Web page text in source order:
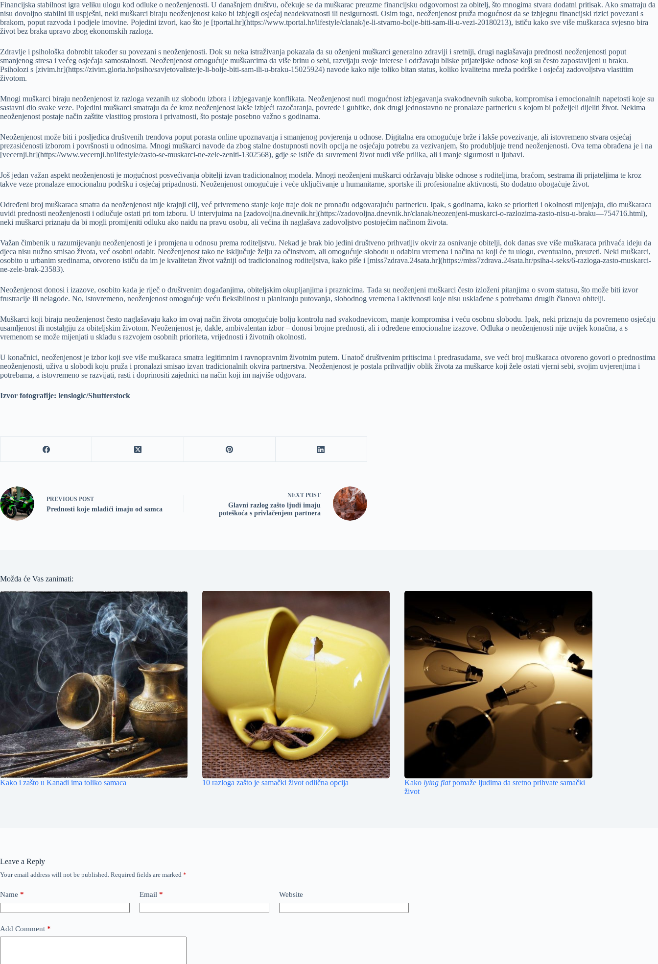
Financijska stabilnost igra veliku ulogu kod odluke o neoženjenosti. U današnjem društvu, očekuje se da muškarac preuzme financijsku odgovornost za obitelj, što mnogima stvara dodatni pritisak. Ako smatraju da
nisu dovoljno stabilni ili uspješni, neki muškarci biraju neoženjenost kako bi izbjegli osjećaj neadekvatnosti ili nesigurnosti. Osim toga, neoženjenost pruža mogućnost da se izbjegnu financijski rizici povezani s
brakom, poput razvoda i podjele imovine. Pojedini izvori, kao što je [tportal.hr](https://www.tportal.hr/lifestyle/clanak/je-li-stvarno-bolje-biti-sam-ili-u-vezi-20180213), ističu kako sve više muškaraca svjesno bira
život bez braka upravo zbog ekonomskih razloga.
Zdravlje i psihološka dobrobit također su povezani s neoženjenosti. Dok su neka istraživanja pokazala da su oženjeni muškarci generalno zdraviji i sretniji, drugi naglašavaju prednosti neoženjenosti poput
smanjenog stresa i većeg osjećaja samostalnosti. Neoženjenost omogućuje muškarcima da više brinu o sebi, razvijaju svoje interese i održavaju bliske prijateljske odnose koji su često zapostavljeni u braku.
Psiholozi s [zivim.hr](https://zivim.gloria.hr/psiho/savjetovaliste/je-li-bolje-biti-sam-ili-u-braku-15025924) navode kako nije toliko bitan status, koliko kvalitetna mreža podrške i osjećaj zadovoljstva vlastitim
životom.
Mnogi muškarci biraju neoženjenost iz razloga vezanih uz slobodu izbora i izbjegavanje konflikata. Neoženjenost nudi mogućnost izbjegavanja svakodnevnih sukoba, kompromisa i emocionalnih napetosti koje su
sastavni dio svake veze. Pojedini muškarci smatraju da će kroz neoženjenost lakše izbjeći razočaranja, povrede i gubitke, dok drugi jednostavno ne pronalaze partnericu s kojom bi poželjeli dijeliti život. Nekima
neoženjenost postaje način zaštite vlastitog prostora i privatnosti, što postaje posebno važno s godinama.
Neoženjenost može biti i posljedica društvenih trendova poput porasta online upoznavanja i smanjenog povjerenja u odnose. Digitalna era omogućuje brže i lakše povezivanje, ali istovremeno stvara osjećaj
prezasićenosti izborom i površnosti u odnosima. Mnogi muškarci navode da zbog stalne dostupnosti novih opcija ne osjećaju potrebu za vezivanjem, što produbljuje trend neoženjenosti. Ova tema obrađena je i na
[vecernji.hr](https://www.vecernji.hr/lifestyle/zasto-se-muskarci-ne-zele-zeniti-1302568), gdje se ističe da suvremeni život nudi više prilika, ali i manje sigurnosti u ljubavi.
Još jedan važan aspekt neoženjenosti je mogućnost posvećivanja obitelji izvan tradicionalnog modela. Mnogi neoženjeni muškarci održavaju bliske odnose s roditeljima, braćom, sestrama ili prijateljima te kroz
takve veze pronalaze emocionalnu podršku i osjećaj pripadnosti. Neoženjenost omogućuje i veće uključivanje u humanitarne, sportske ili profesionalne aktivnosti, što dodatno obogaćuje život.
Određeni broj muškaraca smatra da neoženjenost nije krajnji cilj, već privremeno stanje koje traje dok ne pronađu odgovarajuću partnericu. Ipak, s godinama, kako se prioriteti i okolnosti mijenjaju, dio muškaraca
uvidi prednosti neoženjenosti i odlučuje ostati pri tom izboru. U intervjuima na [zadovoljna.dnevnik.hr](https://zadovoljna.dnevnik.hr/clanak/neozenjeni-muskarci-o-razlozima-zasto-nisu-u-braku—754716.html),
neki muškarci priznaju da bi mogli promijeniti odluku ako naiđu na pravu osobu, ali većina ih naglašava zadovoljstvo postojećim načinom života.
Važan čimbenik u razumijevanju neoženjenosti je i promjena u odnosu prema roditeljstvu. Nekad je brak bio jedini društveno prihvatljiv okvir za osnivanje obitelji, dok danas sve više muškaraca prihvaća ideju da
djeca nisu nužno smisao života, već osobni odabir. Neoženjenost tako ne isključuje želju za očinstvom, ali omogućuje slobodu u odabiru vremena i načina na koji će tu ulogu, eventualno, preuzeti. Neki muškarci,
osobito u urbanim sredinama, otvoreno ističu da im je kvalitetan život važniji od tradicionalnog roditeljstva, kako piše i [miss7zdrava.24sata.hr](https://miss7zdrava.24sata.hr/psiha-i-seks/6-razloga-zasto-muskarci-
ne-zele-brak-23583).
Neoženjenost donosi i izazove, osobito kada je riječ o društvenim događanjima, obiteljskim okupljanjima i praznicima. Tada su neoženjeni muškarci često izloženi pitanjima o svom statusu, što može biti izvor
frustracije ili nelagode. No, istovremeno, neoženjenost omogućuje veću fleksibilnost u planiranju putovanja, slobodnog vremena i aktivnosti koje nisu usklađene s potrebama drugih članova obitelji.
Muškarci koji biraju neoženjenost često naglašavaju kako im ovaj način života omogućuje bolju kontrolu nad svakodnevicom, manje kompromisa i veću osobnu slobodu. Ipak, neki priznaju da povremeno osjećaju
usamljenost ili nostalgiju za obiteljskim životom. Neoženjenost je, dakle, ambivalentan izbor – donosi brojne prednosti, ali i određene emocionalne izazove. Odluka o neoženjenosti nije uvijek konačna, a s
vremenom se može mijenjati u skladu s razvojem osobnih prioriteta, vrijednosti i životnih okolnosti.
U konačnici, neoženjenost je izbor koji sve više muškaraca smatra legitimnim i ravnopravnim životnim putem. Unatoč društvenim pritiscima i predrasudama, sve veći broj muškaraca otvoreno govori o prednostima
neoženjenosti, uživa u slobodi koju pruža i pronalazi smisao izvan tradicionalnih okvira partnerstva. Neoženjenost je postala prihvatljiv oblik života za muškarce koji žele ostati vjerni sebi, svojim uvjerenjima i
potrebama, a istovremeno se razvijati, rasti i doprinositi zajednici na način koji im najviše odgovara.
Izvor fotografije: lenslogic/Shutterstock
PREVIOUS POST
Prednosti koje mladići imaju od samca
NEXT POST
Glavni razlog zašto ljudi imaju
poteškoća s privlačenjem partnera
Možda će Vas zanimati:
Kako i zašto u Kanadi ima toliko samaca 10 razloga zašto je samački život odlična opcija Kako lying flatpomaže ljudima da sretno prihvate samački
život
Leave a Reply
Your email address will not be published. Required fields are marked *
Name * Email * Website
Add Comment *